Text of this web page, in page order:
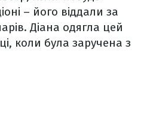
– його віддали за
Діана одягла цей
коли була заручена з